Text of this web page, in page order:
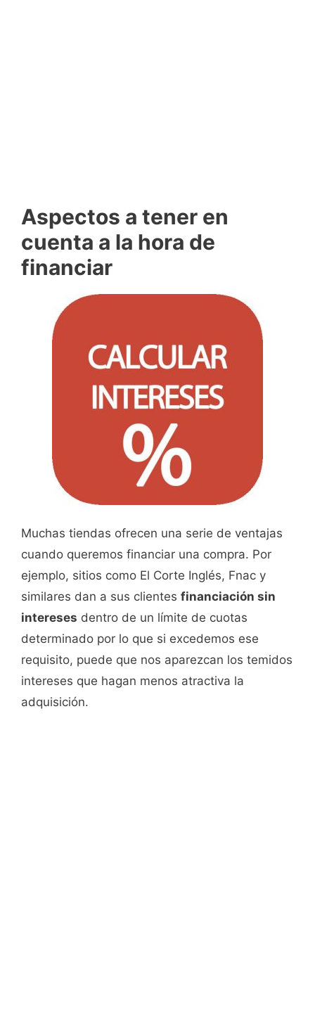
Aspectos a tener en
cuenta a la hora de
financiar
Muchas tiendas ofrecen una serie de ventajas
cuando queremos financiar una compra. Por
ejemplo, sitios como El Corte Inglés, Fnac y
similares dan a sus clientes financiación sin
intereses dentro de un límite de cuotas
determinado por lo que si excedemos ese
requisito, puede que nos aparezcan los temidos
intereses que hagan menos atractiva la
adquisición.